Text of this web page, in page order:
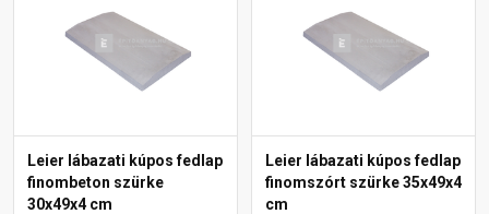
Leier lábazati kúpos fedlap
finombeton szürke
30x49x4 cm
Leier lábazati kúpos fedlap
finomszórt szürke 35x49x4
cm